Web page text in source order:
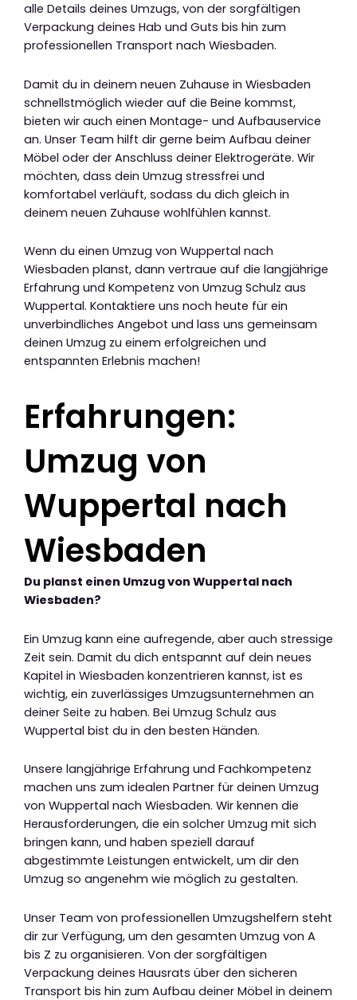
alle Details deines Umzugs, von der sorgfältigen
Verpackung deines Hab und Guts bis hin zum
professionellen Transport nach Wiesbaden.
Damit du in deinem neuen Zuhause in Wiesbaden
schnellstmöglich wieder auf die Beine kommst,
bieten wir auch einen Montage- und Aufbauservice
an. Unser Team hilft dir gerne beim Aufbau deiner
Möbel oder der Anschluss deiner Elektrogeräte. Wir
möchten, dass dein Umzug stressfrei und
komfortabel verläuft, sodass du dich gleich in
deinem neuen Zuhause wohlfühlen kannst.
Wenn du einen Umzug von Wuppertal nach
Wiesbaden planst, dann vertraue auf die langjährige
Erfahrung und Kompetenz von Umzug Schulz aus
Wuppertal. Kontaktiere uns noch heute für ein
unverbindliches Angebot und lass uns gemeinsam
deinen Umzug zu einem erfolgreichen und
entspannten Erlebnis machen!
Erfahrungen:
Umzug von
Wuppertal nach
Wiesbaden
Du planst einen Umzug von Wuppertal nach
Wiesbaden?
Ein Umzug kann eine aufregende, aber auch stressige
Zeit sein. Damit du dich entspannt auf dein neues
Kapitel in Wiesbaden konzentrieren kannst, ist es
wichtig, ein zuverlässiges Umzugsunternehmen an
deiner Seite zu haben. Bei Umzug Schulz aus
Wuppertal bist du in den besten Händen.
Unsere langjährige Erfahrung und Fachkompetenz
machen uns zum idealen Partner für deinen Umzug
von Wuppertal nach Wiesbaden. Wir kennen die
Herausforderungen, die ein solcher Umzug mit sich
bringen kann, und haben speziell darauf
abgestimmte Leistungen entwickelt, um dir den
Umzug so angenehm wie möglich zu gestalten.
Unser Team von professionellen Umzugshelfern steht
dir zur Verfügung, um den gesamten Umzug von A
bis Z zu organisieren. Von der sorgfältigen
Verpackung deines Hausrats über den sicheren
Transport bis hin zum Aufbau deiner Möbel in deinem